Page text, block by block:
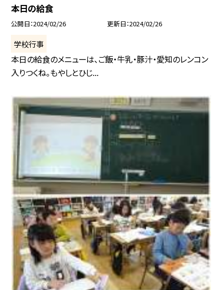
本日の給食
公開日 2024/02/26 更新日 2024/02/26
学校行事
本日の給食のメニューは、ご飯・牛乳・豚汁・愛知のレンコン
入りつくね。もやしとひじ...